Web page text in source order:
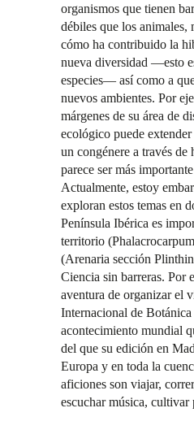
organismos que tienen
débiles que los
cómo ha contribuido la
nueva diversidad ―esto
especies― así como a
nuevos ambientes. Por
márgenes de su área de
ecológico puede
un congénere a través
parece ser más
Actualmente, estoy
exploran estos temas en
Península Ibérica es
territorio
(Arenaria sección
Ciencia sin barreras. Por
aventura de organizar el
Internacional de
acontecimiento mundial
del que su edición en
Europa y en toda la
aficiones son viajar,
escuchar música, cultivar